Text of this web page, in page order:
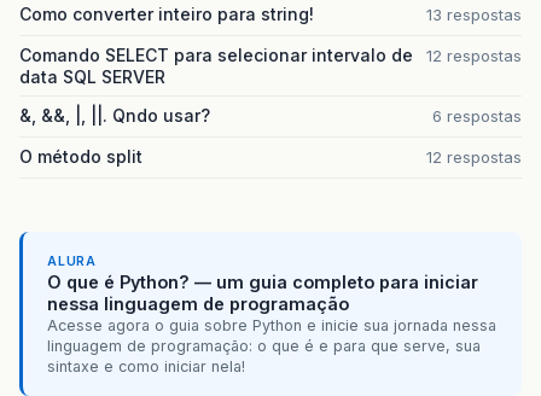
Como converter inteiro para string! 13 respostas
Comando SELECT para selecionar intervalo de
data SQL SERVER
12 respostas
&, &&, |, ||. Qndo usar? 6 respostas
O método split 12 respostas
ALURA
O que é Python? — um guia completo para iniciar
nessa linguagem de programação
Acesse agora o guia sobre Python e inicie sua jornada nessa
linguagem de programação: o que é e para que serve, sua
sintaxe e como iniciar nela!